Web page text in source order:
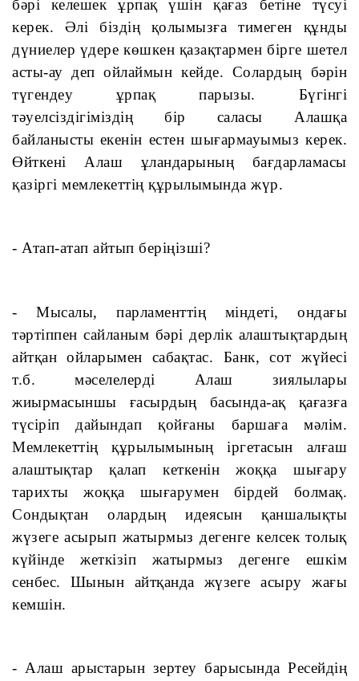
бәрі келешек ұрпақ үшін қағаз бетіне түсуі
керек. Әлі біздің қолымызға тимеген құнды
дүниелер үдере көшкен қазақтармен бірге шетел
асты-ау деп ойлаймын кейде. Солардың бәрін
түгендеу ұрпақ парызы. Бүгінгі
тәуелсіздігіміздің бір саласы Алашқа
байланысты екенін естен шығармауымыз керек.
Өйткені Алаш ұландарының бағдарламасы
қазіргі мемлекеттің құрылымында жүр.
- Атап-атап айтып беріңізші?
- Мысалы, парламенттің міндеті, ондағы
тәртіппен сайланым бәрі дерлік алаштықтардың
айтқан ойларымен сабақтас. Банк, сот жүйесі
т.б. мәселелерді Алаш зиялылары
жиырмасыншы ғасырдың басында-ақ қағазға
түсіріп дайындап қойғаны баршаға мәлім.
Мемлекеттің құрылымының іргетасын алғаш
алаштықтар қалап кеткенін жоққа шығару
тарихты жоққа шығарумен бірдей болмақ.
Сондықтан олардың идеясын қаншалықты
жүзеге асырып жатырмыз дегенге келсек толық
күйінде жеткізіп жатырмыз дегенге ешкім
сенбес. Шынын айтқанда жүзеге асыру жағы
кемшін.
- Алаш арыстарын зертеу барысында Ресейдің